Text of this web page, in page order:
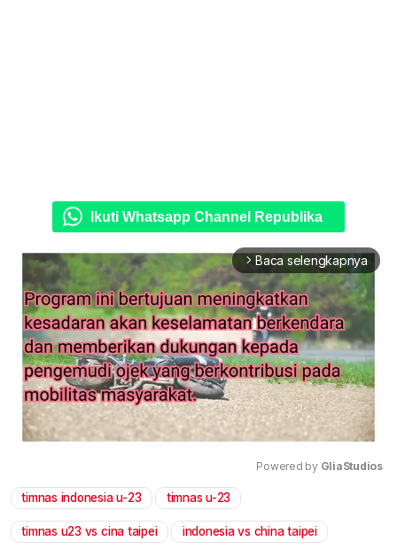
Ikuti Whatsapp Channel Republika
arrow_forward_ios Baca selengkapnya
Powered by GliaStudios
timnas indonesia u-23 timnas u-23
timnas u23 vs cina taipei indonesia vs china taipei